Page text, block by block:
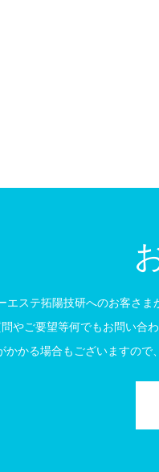
エステ拓陽技研へのお客さ
問やご要望等何でもお問い合
かかる場合もございますの